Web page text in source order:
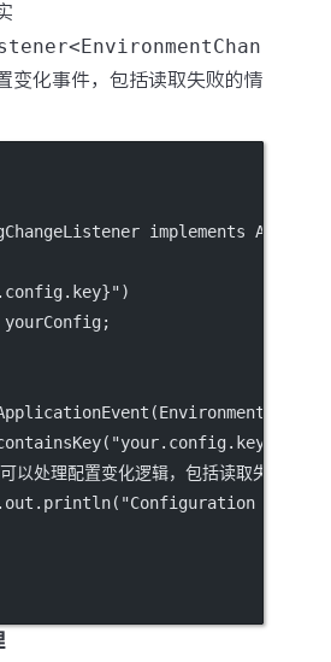
变化事件，包括读取失败的情
implements
)
( "your.config.key"
以处理配置变化逻辑，包括读取失败的逻
println( "Configuration